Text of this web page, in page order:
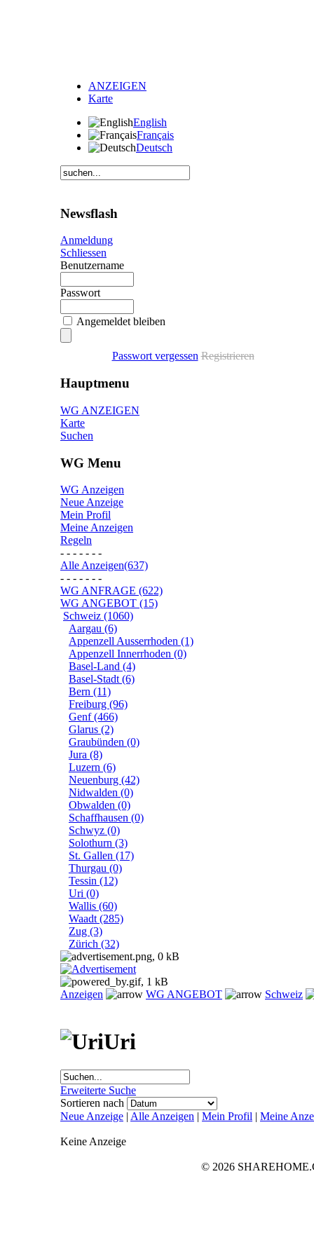
ANZEIGEN
Karte
English
Français
Deutsch
Newsflash
Anmeldung
Schliessen
Benutzername
Passwort
Angemeldet bleiben
Passwort vergessen Registrieren
Hauptmenu
WG ANZEIGEN
Karte
Suchen
WG Menu
WG Anzeigen
Neue Anzeige
Mein Profil
Meine Anzeigen
Regeln
- - - - - - -
Alle Anzeigen(637)
- - - - - - -
WG ANFRAGE (622)
WG ANGEBOT (15)
Schweiz (1060)
Aargau (6)
Appenzell Ausserrhoden (1)
Appenzell Innerrhoden (0)
Basel-Land (4)
Basel-Stadt (6)
Bern (11)
Freiburg (96)
Genf (466)
Glarus (2)
Graubünden (0)
Jura (8)
Luzern (6)
Neuenburg (42)
Nidwalden (0)
Obwalden (0)
Schaffhausen (0)
Schwyz (0)
Solothurn (3)
St. Gallen (17)
Thurgau (0)
Tessin (12)
Uri (0)
Wallis (60)
Waadt (285)
Zug (3)
Zürich (32)
Anzeigen WG ANGEBOT Schweiz
Uri
Erweiterte Suche
Sortieren nach
Neue Anzeige | Alle Anzeigen | Mein Profil | Meine
Keine Anzeige
© 2026